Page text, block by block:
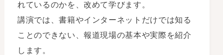
れているのかを、改めて学びます。
講演では、書籍やインターネットだけでは知る
ことのできない、報道現場の基本や実際を紹介
します。